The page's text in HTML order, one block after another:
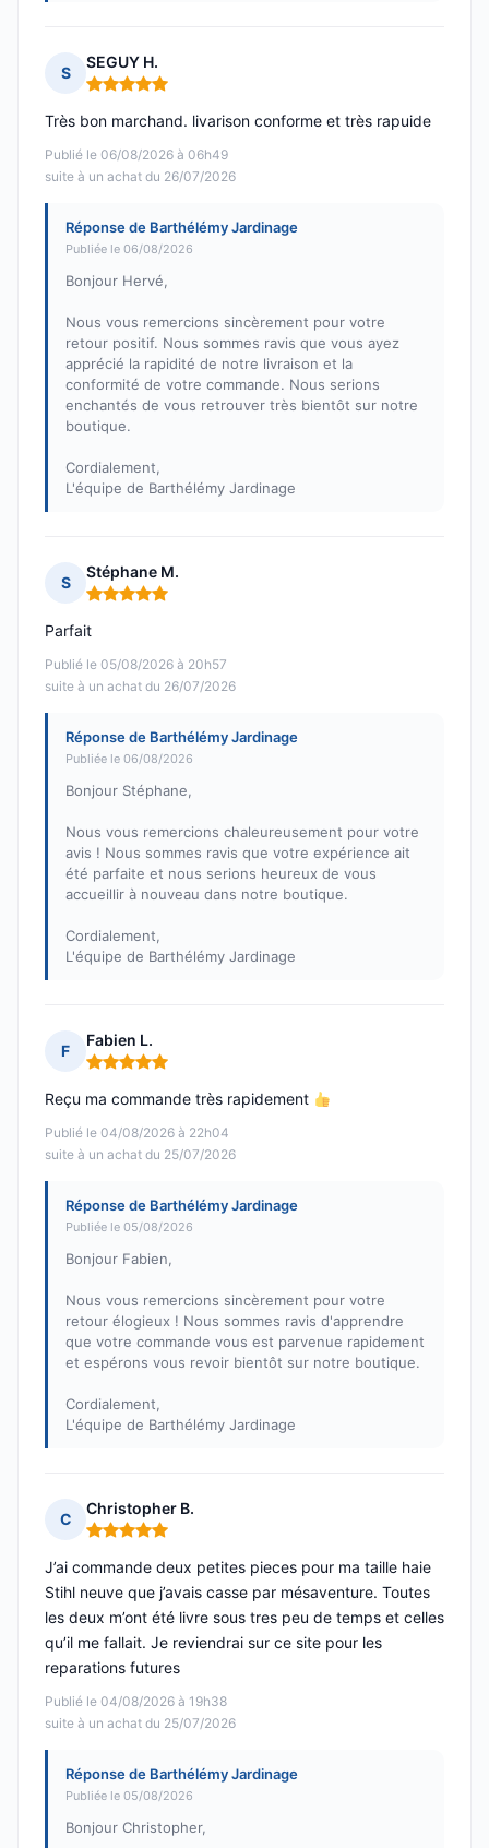
S
SEGUY H.
Note : 5 sur 5
Publié le 06/08/2026 à 06h49
suite à un achat du 26/07/2026
Très bon marchand. livarison conforme et très rapuide
Réponse de Barthélémy Jardinage
Publiée le 06/08/2026
Bonjour Hervé,
Nous vous remercions sincèrement pour votre
retour positif. Nous sommes ravis que vous ayez
apprécié la rapidité de notre livraison et la
conformité de votre commande. Nous serions
enchantés de vous retrouver très bientôt sur notre
boutique.
Cordialement,
L'équipe de Barthélémy Jardinage
S
Stéphane M.
Note : 5 sur 5
Publié le 05/08/2026 à 20h57
suite à un achat du 26/07/2026
Parfait
Réponse de Barthélémy Jardinage
Publiée le 06/08/2026
Bonjour Stéphane,
Nous vous remercions chaleureusement pour votre
avis ! Nous sommes ravis que votre expérience ait
été parfaite et nous serions heureux de vous
accueillir à nouveau dans notre boutique.
Cordialement,
L'équipe de Barthélémy Jardinage
F
Fabien L.
Note : 5 sur 5
Publié le 04/08/2026 à 22h04
suite à un achat du 25/07/2026
Reçu ma commande très rapidement
Réponse de Barthélémy Jardinage
Publiée le 05/08/2026
Bonjour Fabien,
Nous vous remercions sincèrement pour votre
retour élogieux ! Nous sommes ravis d'apprendre
que votre commande vous est parvenue rapidement
et espérons vous revoir bientôt sur notre boutique.
Cordialement,
L'équipe de Barthélémy Jardinage
C
Christopher B.
Note : 5 sur 5
Publié le 04/08/2026 à 19h38
suite à un achat du 25/07/2026
J’ai commande deux petites pieces pour ma taille haie
Stihl neuve que j’avais casse par mésaventure. Toutes
les deux m’ont été livre sous tres peu de temps et celles
qu’il me fallait. Je reviendrai sur ce site pour les
reparations futures
Réponse de Barthélémy Jardinage
Publiée le 05/08/2026
Bonjour Christopher,